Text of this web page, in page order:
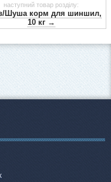
наступний товар розділу:
Шуша корм для шиншил,
10 кг →